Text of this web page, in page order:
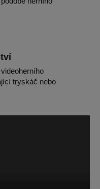
tryskáč nebo